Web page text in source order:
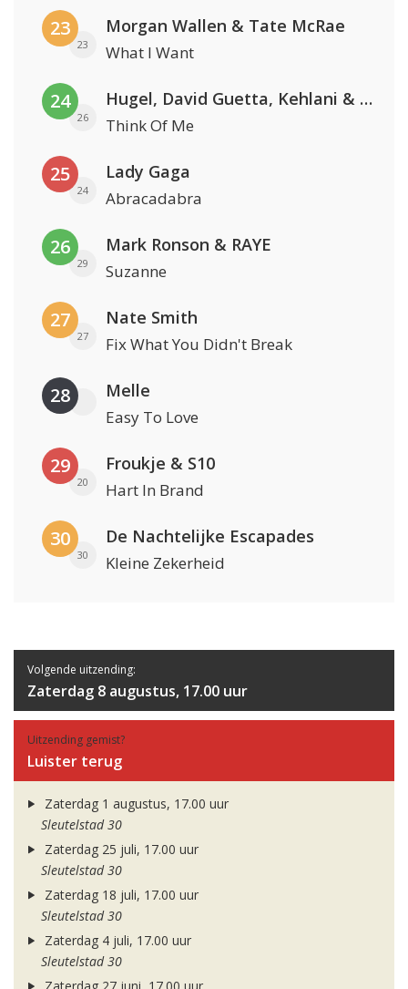
23
23
Morgan Wallen & Tate McRae
What I Want
24
26
Hugel, David Guetta, Kehlani & Daecolm
Think Of Me
25
24
Lady Gaga
Abracadabra
26
29
Mark Ronson & RAYE
Suzanne
27
27
Nate Smith
Fix What You Didn't Break
28 Melle
Easy To Love
29
20
Froukje & S10
Hart In Brand
30
30
De Nachtelijke Escapades
Kleine Zekerheid
Volgende uitzending:
Zaterdag 8 augustus, 17.00 uur
Uitzending gemist?
Luister terug
Zaterdag 1 augustus, 17.00 uur
Sleutelstad 30
Zaterdag 25 juli, 17.00 uur
Sleutelstad 30
Zaterdag 18 juli, 17.00 uur
Sleutelstad 30
Zaterdag 4 juli, 17.00 uur
Sleutelstad 30